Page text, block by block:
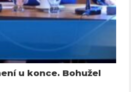
u konce. Bohužel